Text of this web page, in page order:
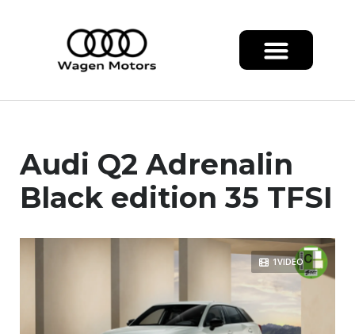
Audi Q2 Adrenalin
Black edition 35 TFSI
1VIDEO